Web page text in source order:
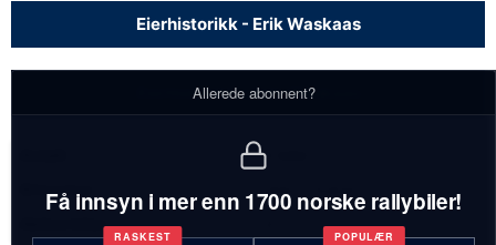
Eierhistorikk - Erik Waskaas
Allerede abonnent?
Få innsyn i mer enn 1700 norske rallybiler!
RASKEST POPULÆR
Eierhistorikk - Erik Waskaas
2 biler
Bilmerker:
Aktive biler: